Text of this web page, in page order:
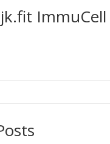
ImmuCell